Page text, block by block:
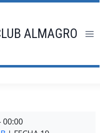
ALMAGRO
00:00